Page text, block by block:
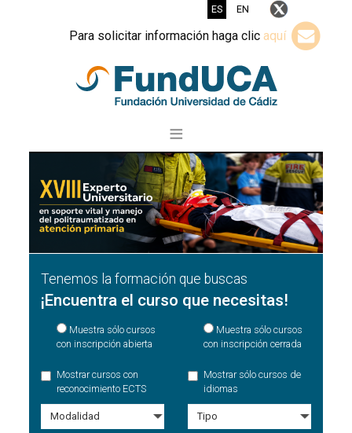
ES EN
Para solicitar información haga clic aquí
Tenemos la formación que buscas
¡Encuentra el curso que necesitas!
Muestra sólo cursos
con inscripción abierta
Muestra sólo cursos
con inscripción cerrada
Mostrar cursos con
reconocimiento ECTS
Mostrar sólo cursos de
idiomas